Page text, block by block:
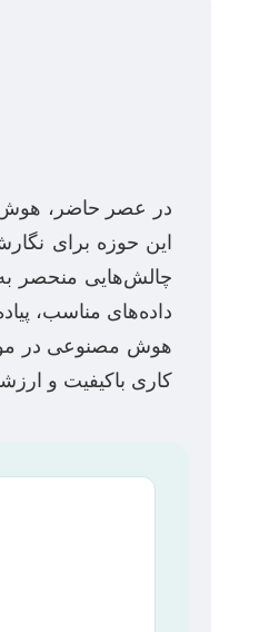
این حوزه برای
چالش‌هایی منحصر به
داده‌های مناسب،
هوش مصنوعی در
کاری باکیفیت و